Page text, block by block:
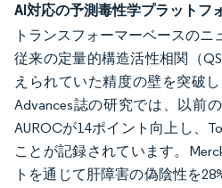
AI対応の予測毒性学プラットフ
トランスフォーマーベースのニ
従来の定量的構造活性相関（
えられていた精度の壁を突破
Advances誌の研究では、以前
AUROCが14ポイント向上し、
ことが記録されています。
トを通じて肝障害の偽陰性を